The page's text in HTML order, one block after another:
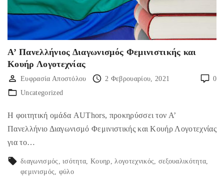
Α’ Πανελλήνιος Διαγωνισμός Φεμινιστικής και
Κουήρ Λογοτεχνίας
0
Ευφρασία Αποστόλου
2 Φεβρουαρίου, 2021
Uncategorized
Η φοιτητική ομάδα AUThors, προκηρύσσει τον Α’
Πανελλήνιο Διαγωνισμό Φεμινιστικής και Κουήρ Λογοτεχνίας
για το…
διαγωνισμός ισότητα Κουηρ λογοτεχνικός
σεξουαλικότητα
φεμινισμός
φύλο